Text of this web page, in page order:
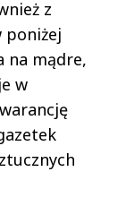
z
poniżej
na mądre,
w